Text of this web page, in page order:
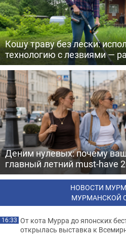
Кошу траву без лески:
технологию с лезвиями —
Деним нулевых: почему
главный летний must-have
НОВОСТИ
МУРМАНСКОЙ
16:33 От кота Мурра до японских
открылась выставка к